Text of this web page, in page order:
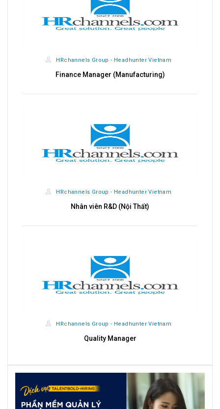
HRchannels Group - Headhunter Vietnam
Finance Manager (Manufacturing)
HRchannels Group - Headhunter Vietnam
Nhân viên R&D (Nội Thất)
HRchannels Group - Headhunter Vietnam
Quality Manager